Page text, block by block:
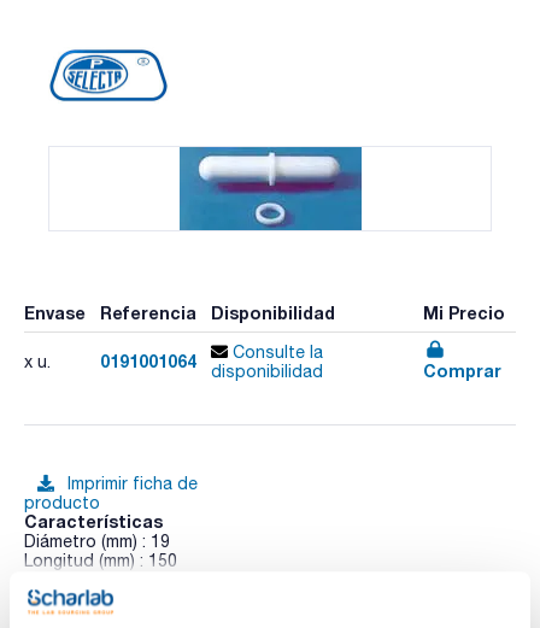
Envase Referencia Disponibilidad Mi Precio
x u. 0191001064
Consulte la
disponibilidad
Comprar
Imprimir ficha de
producto
Características
Diámetro (mm) : 19
Longitud (mm) : 150
Pack (u.) : 1
Ver más